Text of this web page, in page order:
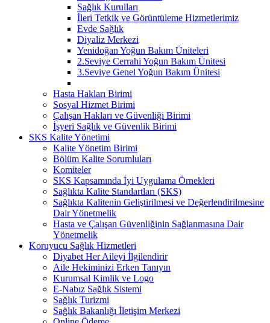
Sağlık Kurulları
İleri Tetkik ve Görüntüleme Hizmetlerimiz
Evde Sağlık
Diyaliz Merkezi
Yenidoğan Yoğun Bakım Üniteleri
2.Seviye Cerrahi Yoğun Bakım Ünitesi
3.Seviye Genel Yoğun Bakım Ünitesi
Hasta Hakları Birimi
Sosyal Hizmet Birimi
Çalışan Hakları ve Güvenliği Birimi
İşyeri Sağlık ve Güvenlik Birimi
SKS Kalite Yönetimi
Kalite Yönetim Birimi
Bölüm Kalite Sorumluları
Komiteler
SKS Kapsamında İyi Uygulama Örnekleri
Sağlıkta Kalite Standartları (SKS)
Sağlıkta Kalitenin Geliştirilmesi ve Değerlendirilmesine
Dair Yönetmelik
Hasta ve Çalışan Güvenliğinin Sağlanmasına Dair
Yönetmelik
Koruyucu Sağlık Hizmetleri
Diyabet Her Aileyi İlgilendirir
Aile Hekiminizi Erken Tanıyın
Kurumsal Kimlik ve Logo
E-Nabız Sağlık Sistemi
Sağlık Turizmi
Sağlık Bakanlığı İletişim Merkezi